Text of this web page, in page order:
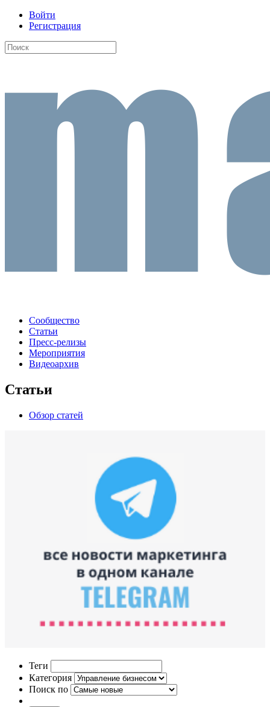
Войти
Регистрация
Сообщество
Статьи
Пресс-релизы
Мероприятия
Видеоархив
Статьи
Обзор статей
Теги
Категория
Поиск по